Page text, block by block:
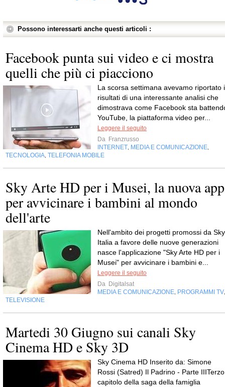
Possono interessarti anche questi articoli :
Facebook punta sui video e ci mostra
quelli che più ci piacciono
La scorsa settimana avevamo riportato i
risultati di una interessante analisi che
dimostrava come Facebook sta
YouTube, la piattaforma video per...
Leggere il seguito
Da Franzrusso
INTERNET MEDIA E COMUNICAZIONE
TECNOLOGIA TELEFONIA MOBILE
Sky Arte HD per i Musei, la nuova app
per avvicinare i bambini al mondo
dell'arte
Nell'ambito dei progetti promossi da Sky
Italia a favore delle nuove generazioni
nasce l'applicazione "Sky Arte HD per i
Musei" per avvicinare i bambini e...
Leggere il seguito
Da Digitalsat
MEDIA E COMUNICAZIONE PROGRAMMI TV
TELEVISIONE
Martedi 30 Giugno sui canali Sky
Cinema HD e Sky 3D
Sky Cinema HD Inserito da: Simone
Rossi (Satred) Il Padrino - Parte IIITerzo
capitolo della saga della famiglia